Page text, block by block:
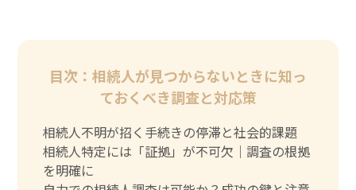
目次：相続人が見つからないときに知っ
ておくべき調査と対応策
相続人不明が招く手続きの停滞と社会的課題
相続人特定には「証拠」が不可欠｜調査の根拠
を明確に